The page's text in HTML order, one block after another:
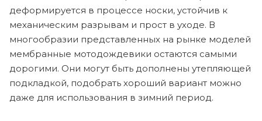
деформируется в процессе носки, устойчив к
механическим разрывам и прост в уходе. В
многообразии представленных на рынке моделей
мембранные мотодождевики остаются самыми
дорогими. Они могут быть дополнены утепляющей
подкладкой, подобрать хороший вариант можно
даже для использования в зимний период.